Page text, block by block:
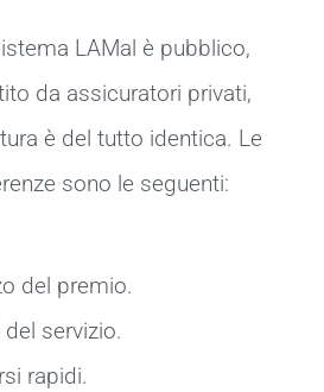
LAMal è pubblico,
da assicuratori privati,
è del tutto identica. Le
sono le seguenti:
del premio.
del servizio.
rapidi.